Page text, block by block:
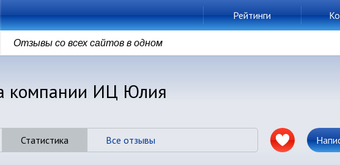
Рейтинги
Отзывы со всех сайтов в одном
компании ИЦ Юлия
Статистика Все отзывы